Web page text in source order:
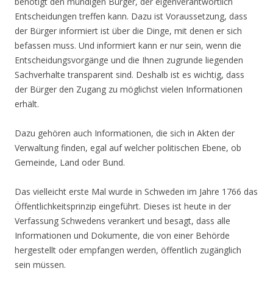
Entscheidungen treffen kann. Dazu ist Voraussetzung, dass
der Bürger informiert ist über die Dinge, mit denen er sich
befassen muss. Und informiert kann er nur sein, wenn die
Entscheidungsvorgänge und die Ihnen zugrunde liegenden
Sachverhalte transparent sind. Deshalb ist es wichtig, dass
der Bürger den Zugang zu möglichst vielen Informationen
erhält.
Dazu gehören auch Informationen, die sich in Akten der
Verwaltung finden, egal auf welcher politischen Ebene, ob
Gemeinde, Land oder Bund.
Das vielleicht erste Mal wurde in Schweden im Jahre 1766 das
Öffentlichkeitsprinzip eingeführt. Dieses ist heute in der
Verfassung Schwedens verankert und besagt, dass alle
Informationen und Dokumente, die von einer Behörde
hergestellt oder empfangen werden, öffentlich zugänglich
sein müssen.